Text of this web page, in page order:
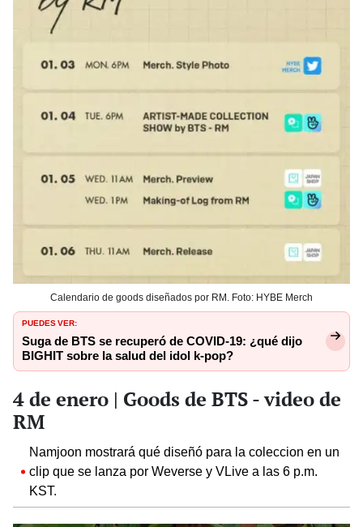
Calendario de goods diseñados por RM. Foto: HYBE Merch
PUEDES VER:
Suga de BTS se recuperó de COVID-19: ¿qué dijo
BIGHIT sobre la salud del idol k-pop?
4 de enero | Goods de BTS - video de
RM
Namjoon mostrará qué diseñó para la coleccion en un
clip que se lanza por Weverse y VLive a las 6 p.m.
KST.